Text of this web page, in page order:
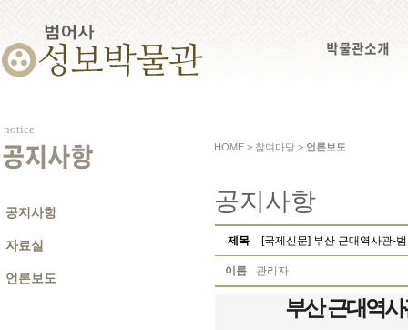
박물관소개
notice
공지사항
공지사항
자료실
언론보도
HOME > 참여마당 > 언론보도
공지사항
제목 [국제신문] 부산 근대역사관-
이름 관리자
부산 근대역사